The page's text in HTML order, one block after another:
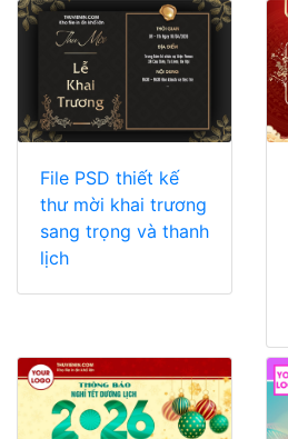
File PSD thiết kế
thư mời khai trương
sang trọng và thanh
lịch